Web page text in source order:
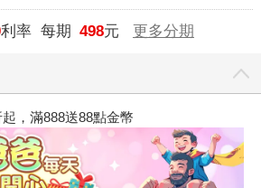
利率 每期 498元 更多分期
起，滿888送88點金幣